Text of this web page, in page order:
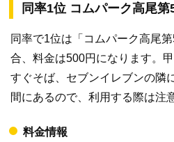
同率1位 コムパーク高尾第
同率で1位は「コムパーク高尾
合、料金は500円になります。
すぐそば、セブンイレブンの隣
間にあるので、利用する際は注
料金情報